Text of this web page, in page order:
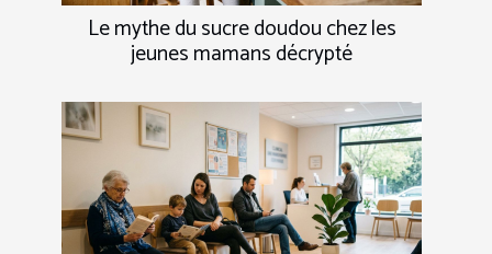
Le mythe du sucre doudou chez les
jeunes mamans décrypté